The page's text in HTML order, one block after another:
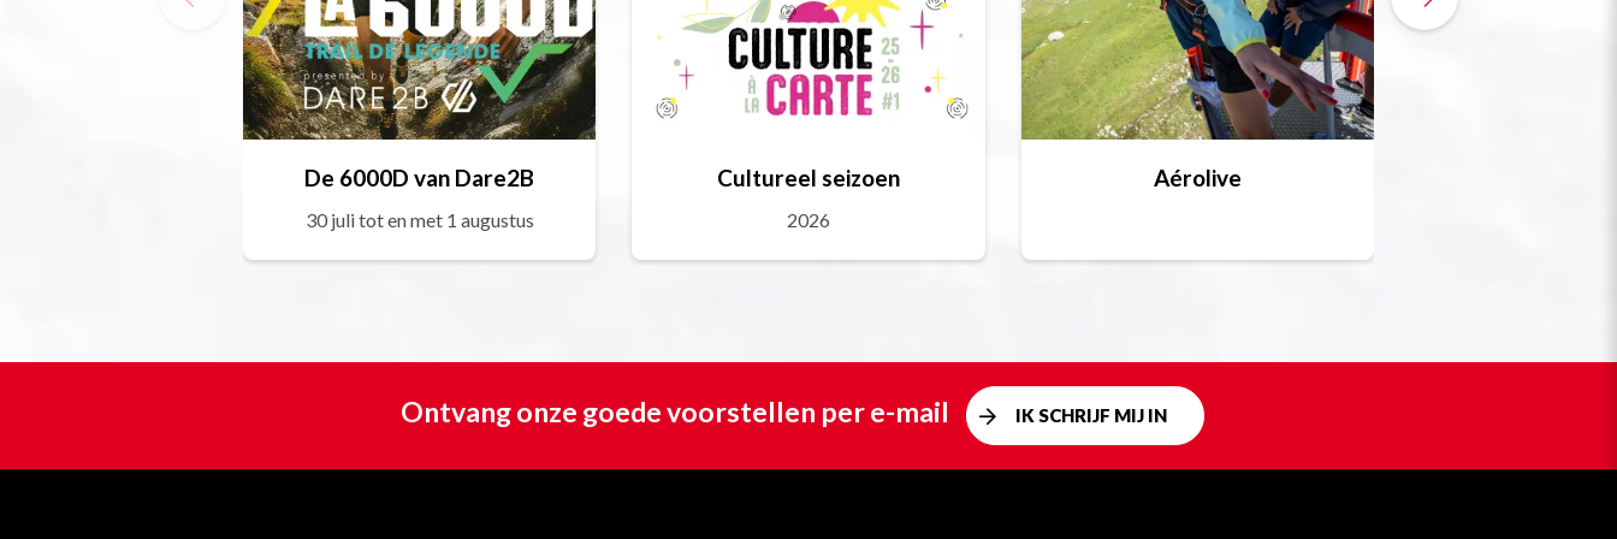
De 6000D van Dare2B
30 juli tot en met 1 augustus
Cultureel seizoen
2026
Aérolive
Ontvang onze goede voorstellen per e-mail IK SCHRIJF MIJ IN